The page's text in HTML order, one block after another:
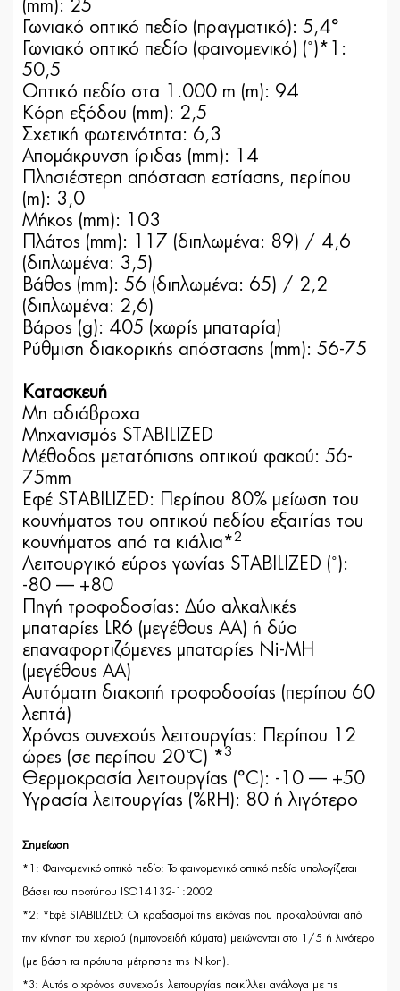
(mm): 25
Γωνιακό οπτικό πεδίο (πραγματικό): 5,4°
Γωνιακό οπτικό πεδίο (φαινομενικό) (˚)*1:
50,5
Οπτικό πεδίο στα 1.000 m (m): 94
Κόρη εξόδου (mm): 2,5
Σχετική φωτεινότητα: 6,3
Απομάκρυνση ίριδας (mm): 14
Πλησιέστερη απόσταση εστίασης, περίπου
(m): 3,0
Μήκος (mm): 103
Πλάτος (mm): 117 (διπλωμένα: 89) / 4,6
(διπλωμένα: 3,5)
Βάθος (mm): 56 (διπλωμένα: 65) / 2,2
(διπλωμένα: 2,6)
Βάρος (g): 405 (χωρίς μπαταρία)
Ρύθμιση διακορικής απόστασης (mm): 56-75
Κατασκευή
Μη αδιάβροχα
Μηχανισμός STABILIZED
Μέθοδος μετατόπισης οπτικού φακού: 56-
75mm
Εφέ STABILIZED: Περίπου 80% μείωση του
κουνήματος του οπτικού πεδίου εξαιτίας του
κουνήματος από τα κιάλια* 2
Λειτουργικό εύρος γωνίας STABILIZED (˚):
-80 — +80
Πηγή τροφοδοσίας: Δύο αλκαλικές
μπαταρίες LR6 (μεγέθους AA) ή δύο
επαναφορτιζόμενες μπαταρίες Ni-MH
(μεγέθους AA)
Αυτόματη διακοπή τροφοδοσίας (περίπου 60
λεπτά)
Χρόνος συνεχούς λειτουργίας: Περίπου 12
ώρες (σε περίπου 20 ̊C) * 3
Θερμοκρασία λειτουργίας (°C): -10 — +50
Υγρασία λειτουργίας (%RH): 80 ή λιγότερο
Σημείωση
*1: Φαινομενικό οπτικό πεδίο: Το φαινομενικό οπτικό πεδίο υπολογίζεται
βάσει του προτύπου ISO14132-1:2002
*2: *Εφέ STABILIZED: Οι κραδασμοί της εικόνας που προκαλούνται από
την κίνηση του χεριού (ημιτονοειδή κύματα) μειώνονται στο 1/5 ή λιγότερο
(με βάση τα πρότυπα μέτρησης της Nikon).
*3: Αυτός ο χρόνος συνεχούς λειτουργίας ποικίλλει ανάλογα με τις